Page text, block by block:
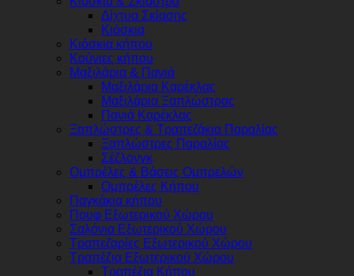
Δίχτυα Σκίασης
Κιόσκια
Κιόσκια κήπου
Κούνιες κήπου
Μαξιλάρια & Πανιά
Μαξιλάρια Καρέκλας
Μαξιλάρια Ξαπλώστρας
Πανιά Καρέκλας
Ξαπλώστρες & Τραπεζάκια Παραλίας
Ξαπλώστρες Παραλίας
Σέζλονγκ
Ομπρέλες & Βάσεις Ομπρελών
Ομπρέλες Κήπου
Παγκάκια κήπου
Πουφ Εξωτερικού Χώρου
Σαλόνια Εξωτερικού Χώρου
Τραπεζαρίες Εξωτερικού Χώρου
Τραπέζια Εξωτερικού Χώρου
Τραπέζια Κήπου